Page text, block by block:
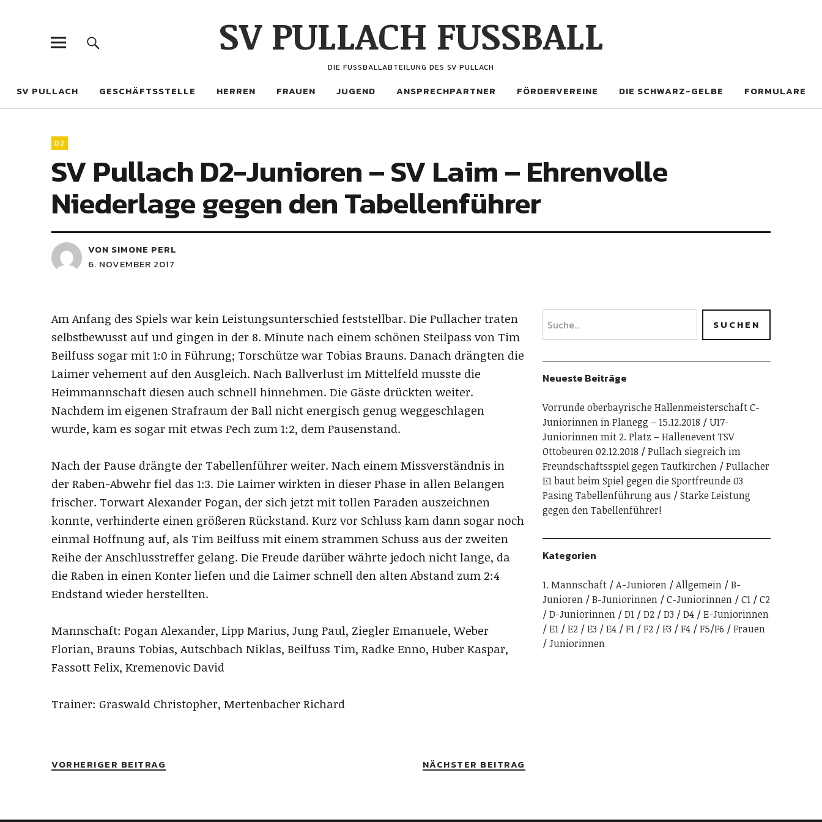
SV PULLACH FUSSBALL
DIE FUSSBALLABTEILUNG DES SV PULLACH
SV PULLACH GESCHÄFTSSTELLE HERREN FRAUEN JUGEND ANSPRECHPARTNER FÖRDERVEREINE DIE SCHWARZ-GELBE FORMULARE
D2
SV Pullach D2-Junioren – SV Laim – Ehrenvolle
Niederlage gegen den Tabellenführer
VON SIMONE PERL
6. NOVEMBER 2017
Am Anfang des Spiels war kein Leistungsunterschied feststellbar. Die Pullacher traten
selbstbewusst auf und gingen in der 8. Minute nach einem schönen Steilpass von Tim
Beilfuss sogar mit 1:0 in Führung; Torschütze war Tobias Brauns. Danach drängten die
Laimer vehement auf den Ausgleich. Nach Ballverlust im Mittelfeld musste die
Heimmannschaft diesen auch schnell hinnehmen. Die Gäste drückten weiter.
Nachdem im eigenen Strafraum der Ball nicht energisch genug weggeschlagen
wurde, kam es sogar mit etwas Pech zum 1:2, dem Pausenstand.
Nach der Pause drängte der Tabellenführer weiter. Nach einem Missverständnis in
der Raben-Abwehr fiel das 1:3. Die Laimer wirkten in dieser Phase in allen Belangen
frischer. Torwart Alexander Pogan, der sich jetzt mit tollen Paraden auszeichnen
konnte, verhinderte einen größeren Rückstand. Kurz vor Schluss kam dann sogar noch
einmal Hoffnung auf, als Tim Beilfuss mit einem strammen Schuss aus der zweiten
Reihe der Anschlusstreffer gelang. Die Freude darüber währte jedoch nicht lange, da
die Raben in einen Konter liefen und die Laimer schnell den alten Abstand zum 2:4
Endstand wieder herstellten.
Mannschaft: Pogan Alexander, Lipp Marius, Jung Paul, Ziegler Emanuele, Weber
Florian, Brauns Tobias, Autschbach Niklas, Beilfuss Tim, Radke Enno, Huber Kaspar,
Fassott Felix, Kremenovic David
Trainer: Graswald Christopher, Mertenbacher Richard
VORHERIGER BEITRAG NÄCHSTER BEITRAG
Neueste Beiträge
Vorrunde oberbayrische Hallenmeisterschaft C-
Juniorinnen in Planegg – 15.12.2018
U17-
Juniorinnen mit 2. Platz – Hallenevent TSV
Ottobeuren 02.12.2018
Pullach siegreich im
Freundschaftsspiel gegen Taufkirchen
Pullacher
E1 baut beim Spiel gegen die Sportfreunde 03
Pasing Tabellenführung aus
Starke Leistung
gegen den Tabellenführer!
Kategorien
1. Mannschaft A-Junioren Allgemein
B-
Junioren
B-Juniorinnen C-Juniorinnen C1
C2
D-Juniorinnen
D1 D2 D3 D4
E-Juniorinnen
E1
E2 E3 E4 F1 F2 F3 F4 F5/F6
Frauen
Juniorinnen